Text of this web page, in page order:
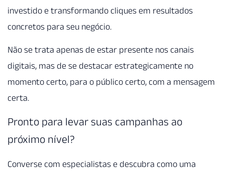
investido e transformando cliques em resultados
concretos para seu negócio.
Não se trata apenas de estar presente nos canais
digitais, mas de se destacar estrategicamente no
momento certo, para o público certo, com a mensagem
certa.
Pronto para levar suas campanhas ao
próximo nível?
Converse com especialistas e descubra como uma